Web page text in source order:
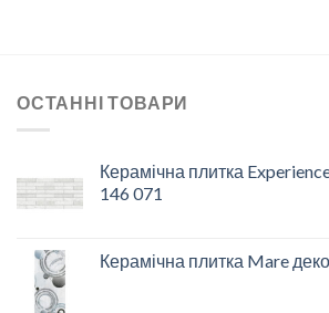
ОСТАННІ ТОВАРИ
Керамічна плитка
146 071
Керамічна плитка Mare